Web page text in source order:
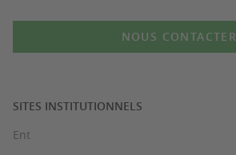
NOUS CONTACTER
SITES INSTITUTIONNELS
Ent